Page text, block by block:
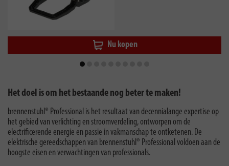
Nu kopen
Het doel is om het bestaande nog beter te maken!
brennenstuhl® Professional is het resultaat van decennialange expertise op
het gebied van verlichting en stroomverdeling, ontworpen om de
electrificerende energie en passie in vakmanschap te ontketenen. De
elektrische gereedschappen van brennenstuhl® Professional voldoen aan de
hoogste eisen en verwachtingen van professionals.